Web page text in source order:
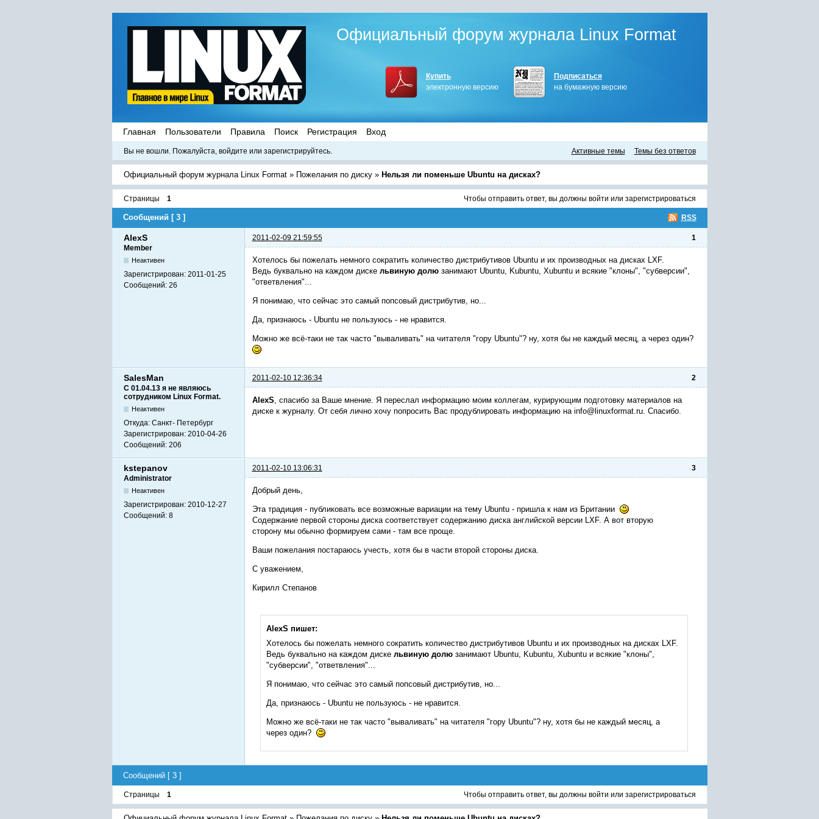
Официальный форум журнала Linux Format
Купить
электронную версию
Подписаться
на бумажную версию
Главная Пользователи Правила Поиск Регистрация Вход
Вы не вошли. Пожалуйста, войдите или зарегистрируйтесь. Активные темы Темы без ответов
Официальный форум журнала Linux Format » Пожелания по диску » Нельзя ли поменьше Ubuntu на дисках?
Страницы 1 Чтобы отправить ответ, вы должны войти или зарегистрироваться
RSS
Сообщений [ 3 ]
1
AlexS
2011-02-09 21:59:55
Member
Неактивен
Зарегистрирован: 2011-01-25
Сообщений: 26
Хотелось бы пожелать немного сократить количество дистрибутивов Ubuntu и их производных на дисках LXF.
Ведь буквально на каждом диске львиную долюзанимают Ubuntu, Kubuntu, Xubuntu и всякие "клоны", "субверсии",
"ответвления"...
Я понимаю, что сейчас это самый попсовый дистрибутив, но...
Да, признаюсь - Ubuntu не пользуюсь - не нравится.
Можно же всё-таки не так часто "вываливать" на читателя "гору Ubuntu"? ну, хотя бы не каждый месяц, а через один?
2
SalesMan
2011-02-10 12:36:34
С 01.04.13 я не являюсь
сотрудником Linux Format.
Неактивен
Откуда: Санкт- Петербург
Зарегистрирован: 2010-04-26
Сообщений: 206
AlexS, спасибо за Ваше мнение. Я переслал информацию моим коллегам, курирующим подготовку материалов на
диске к журналу. От себя лично хочу попросить Вас продублировать информацию на info@linuxformat.ru. Спасибо.
3
kstepanov
2011-02-10 13:06:31
Administrator
Неактивен
Зарегистрирован: 2010-12-27
Сообщений: 8
Добрый день,
Эта традиция - публиковать все возможные вариации на тему Ubuntu - пришла к нам из Британии
Содержание первой стороны диска соответствует содержанию диска английской версии LXF. А вот вторую
сторону мы обычно формируем сами - там все проще.
Ваши пожелания постараюсь учесть, хотя бы в части второй стороны диска.
С уважением,
Кирилл Степанов
AlexS пишет:
Хотелось бы пожелать немного сократить количество дистрибутивов Ubuntu и их производных на дисках LXF.
Ведь буквально на каждом дискельвиную долю занимают Ubuntu, Kubuntu, Xubuntu и всякие "клоны",
"субверсии", "ответвления"...
Я понимаю, что сейчас это самый попсовый дистрибутив, но...
Да, признаюсь - Ubuntu не пользуюсь - не нравится.
Можно же всё-таки не так часто "вываливать" на читателя "гору Ubuntu"? ну, хотя бы не каждый месяц, а
через один?
Сообщений [ 3 ]
Страницы 1 Чтобы отправить ответ, вы должны войти или зарегистрироваться